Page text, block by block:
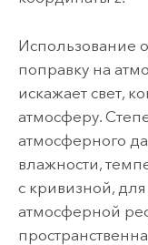
Использование
поправку на
искажает свет,
атмосферу.
атмосферного
влажности,
с кривизной,
атмосферной